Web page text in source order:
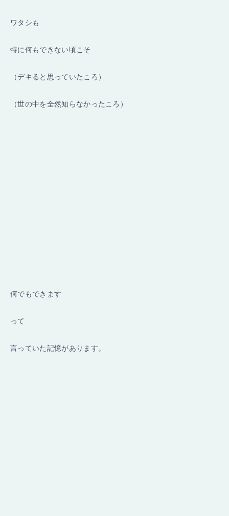
ワタシも
特に何もできない頃こそ
（デキると思っていたころ）
（世の中を全然知らなかったころ）
何でもできます
って
言っていた記憶があります。